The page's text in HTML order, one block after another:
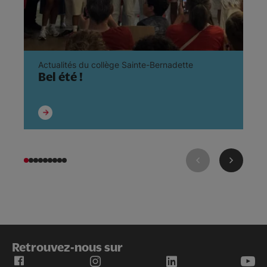
Actualités du collège Sainte-Bernadette
Bel été !
Retrouvez-nous sur